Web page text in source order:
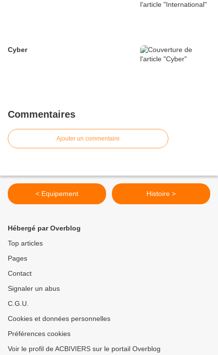
Cyber
Commentaires
Ajouter un commentaire
< Equipement Histoire >
Hébergé par Overblog
Top articles
Pages
Contact
Signaler un abus
C.G.U.
Cookies et données personnelles
Préférences cookies
Voir le profil de ACBIVIERS sur le portail Overblog